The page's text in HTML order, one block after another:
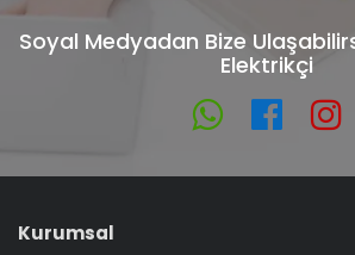
Soyal Medyadan Bize
Elektrikçi
Kurumsal